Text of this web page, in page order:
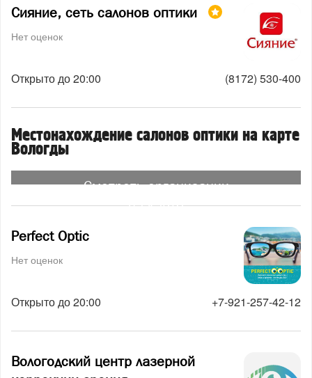
Сияние, сеть салонов оптики
Нет оценок
Открыто до 20:00 (8172) 530-400
Местонахождение салонов оптики на карте
Вологды
Смотреть организации
на карте
Perfect Optic
Нет оценок
Открыто до 20:00 +7-921-257-42-12
Вологодский центр лазерной